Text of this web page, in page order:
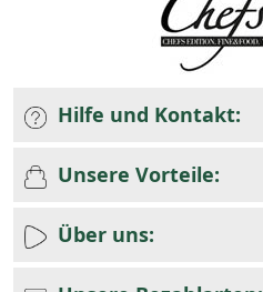
Hilfe und Kontakt:
Unsere Vorteile:
Über uns: